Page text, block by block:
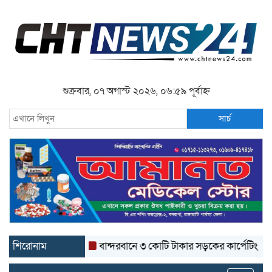
শুক্রবার, ০৭ অগাস্ট ২০২৬, ০৬:৫৯ পূর্বাহ্ন
সার্চ
শিরোনাম বান্দরবানে ৩ কোটি টাকার সড়কের কার্পেটিং উঠে যাচ্ছে